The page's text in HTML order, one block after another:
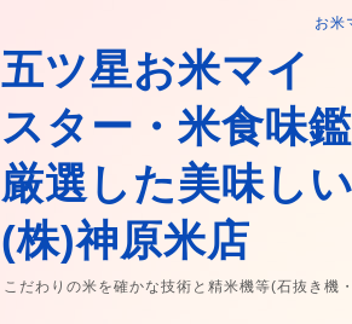
お米
五ツ星お米マイ
スター・米食味
厳選した美味し
(株)神原米店
こだわりの米を確かな技術と精米機等(石抜き機